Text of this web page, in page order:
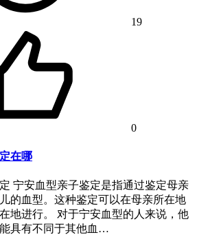
19
0
在哪
宁安血型亲子鉴定是指通过鉴定母亲
的血型。这种鉴定可以在母亲所在地
地进行。 对于宁安血型的人来说，他
具有不同于其他血…